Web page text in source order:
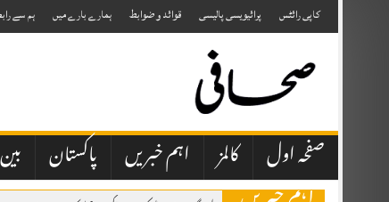
to
content
کاپی رائٹس پرائیویسی پالیسی قوائد و ضوابط ہمارے بارے میں ہم سے
صفحہ اول کالمز اہم خبریں پاکستان